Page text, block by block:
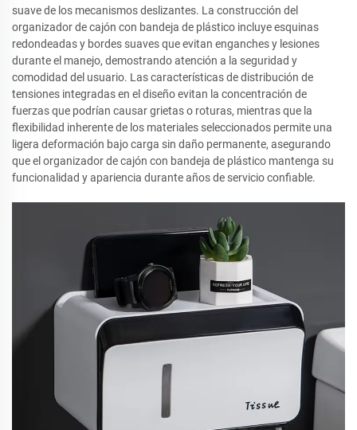
suave de los mecanismos deslizantes. La construcción del
organizador de cajón con bandeja de plástico incluye esquinas
redondeadas y bordes suaves que evitan enganches y lesiones
durante el manejo, demostrando atención a la seguridad y
comodidad del usuario. Las características de distribución de
tensiones integradas en el diseño evitan la concentración de
fuerzas que podrían causar grietas o roturas, mientras que la
flexibilidad inherente de los materiales seleccionados permite una
ligera deformación bajo carga sin daño permanente, asegurando
que el organizador de cajón con bandeja de plástico mantenga su
funcionalidad y apariencia durante años de servicio confiable.